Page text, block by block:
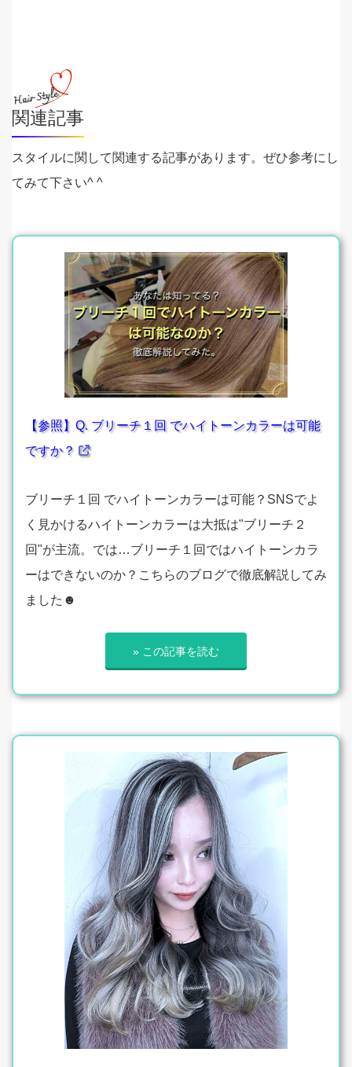
関連記事
スタイルに関して関連する記事があります。ぜひ参考にし
てみて下さい^ ^
【参照】Q. ブリーチ１回 でハイトーンカラーは可能
ですか？
ブリーチ１回 でハイトーンカラーは可能？SNSでよ
く見かけるハイトーンカラーは大抵は"ブリーチ２
回"が主流。では…ブリーチ１回ではハイトーンカラ
ーはできないのか？こちらのブログで徹底解説してみ
ました☻
» この記事を読む